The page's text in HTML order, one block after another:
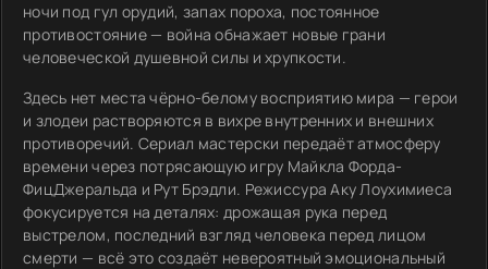
ночи под гул орудий, запах пороха, постоянное
противостояние — война обнажает новые грани
человеческой душевной силы и хрупкости.
Здесь нет места чёрно-белому восприятию мира — герои
и злодеи растворяются в вихре внутренних и внешних
противоречий. Сериал мастерски передаёт атмосферу
времени через потрясающую игру Майкла Форда-
ФицДжеральда и Рут Брэдли. Режиссура Аку Лоухимиеса
фокусируется на деталях: дрожащая рука перед
выстрелом, последний взгляд человека перед лицом
смерти — всё это создаёт невероятный эмоциональный